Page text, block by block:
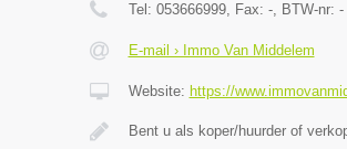
Tel: 053666999, Fax: -, BTW-nr: -
E-mail › Immo Van Middelem
Website: https://
Bent u als koper/huurder of